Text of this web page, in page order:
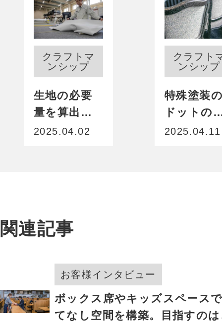
クラフトマ
ンシップ
生地の必要
量を算出
し、裁断機
2025.04.02
クラフト
ンシップ
特殊塗装
ドットの
ターンを
2025.04.11
関連記事
お客様インタビュー
ボックス席やキッズスペース
てなし空間を構築。目指すの